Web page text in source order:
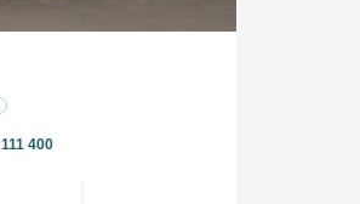
111 400